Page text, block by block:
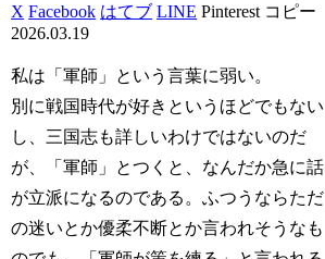
X Facebook はてブ LINE Pinterest コピー
2026.03.19
私は「軍師」という言葉に弱い。
別に戦国時代が好きというほどでもない
し、三国志も詳しいわけではないのだ
が、「軍師」とつくと、なんだか急に話
が立派になるのである。ふつうならただ
の迷いとか優柔不断とか言われそうなも